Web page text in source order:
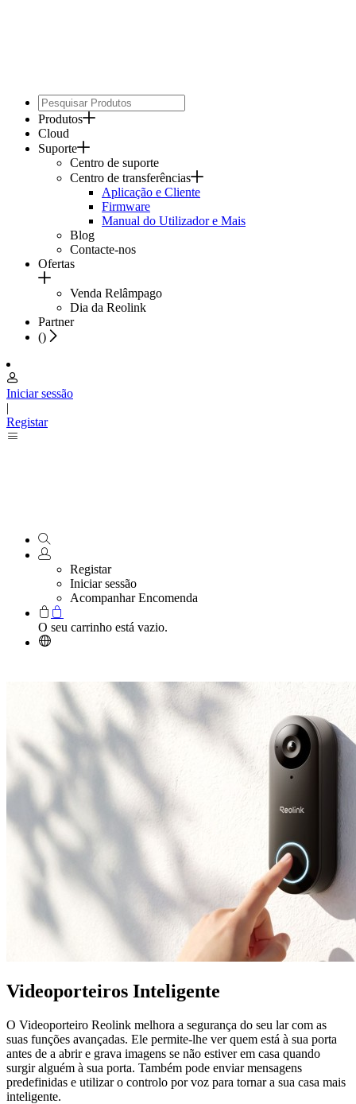
Produtos
Cloud
Suporte
Centro de suporte
Centro de transferências
Aplicação e Cliente
Firmware
Manual do Utilizador e Mais
Blog
Contacte-nos
Ofertas
Venda Relâmpago
Dia da Reolink
Partner
()
Iniciar sessão
|
Registar
Registar
Iniciar sessão
Acompanhar Encomenda
O seu carrinho está vazio.
Videoporteiros Inteligente
O Videoporteiro Reolink melhora a segurança do seu lar com as
suas funções avançadas. Ele permite-lhe ver quem está à sua porta
antes de a abrir e grava imagens se não estiver em casa quando
surgir alguém à sua porta. Também pode enviar mensagens
predefinidas e utilizar o controlo por voz para tornar a sua casa mais
inteligente.